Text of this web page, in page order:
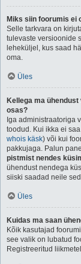
Miks siin foorumis ei
Selle tarkvara on
tulevaste versioonide
leheküljel, kus saad
oma.
Üles
Kellega ma
osas?
Iga administraatoriga
toodud. Kui ikka ei
whois käsk) või kui
pakkujaga. Palun
pistmist nendes
ühendust nendega
siiski saadad neile
Üles
Kuidas ma saan
Kõik kasutajad
see valik on lubatud
Registreeritud